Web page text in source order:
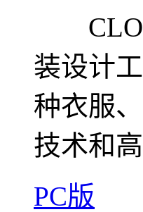
CLO
装设计
种衣服
技术和
PC版